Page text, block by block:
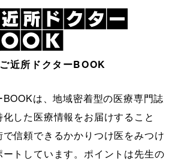
ご近所ドクターBOOK
BOOKは、地域密着型の医療専門誌
した医療情報をお届けすること
信頼できるかかりつけ医をみつけ
ートしています。ポイントは先生の